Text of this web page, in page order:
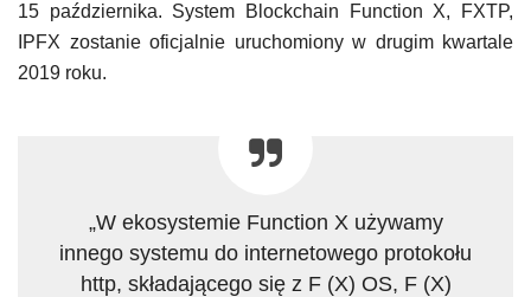
15 października. System Blockchain Function X, FXTP,
IPFX zostanie oficjalnie uruchomiony w drugim kwartale
2019 roku.
„W ekosystemie Function X używamy
innego systemu do internetowego protokołu
http, składającego się z F (X) OS, F (X)